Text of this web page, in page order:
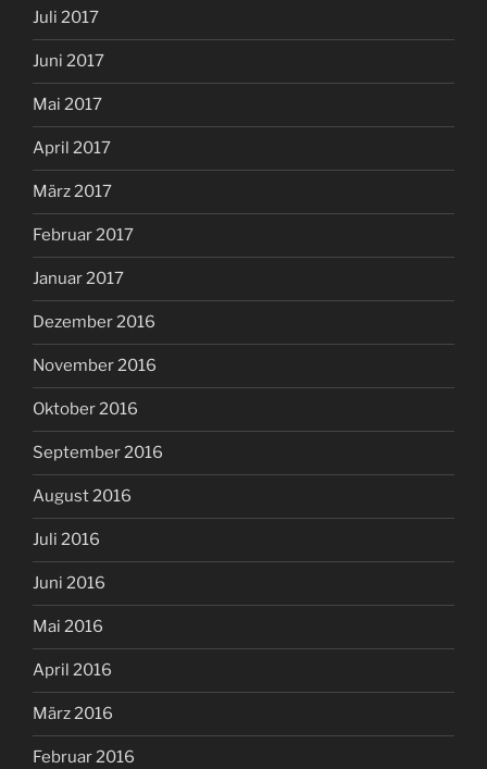
Juli 2017
Juni 2017
Mai 2017
April 2017
März 2017
Februar 2017
Januar 2017
Dezember 2016
November 2016
Oktober 2016
September 2016
August 2016
Juli 2016
Juni 2016
Mai 2016
April 2016
März 2016
Februar 2016